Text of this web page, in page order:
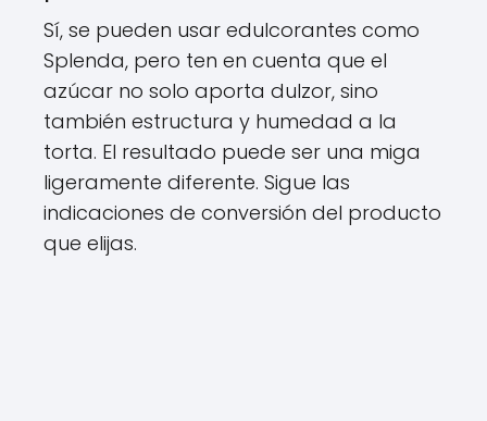
Sí, se pueden usar edulcorantes como
Splenda, pero ten en cuenta que el
azúcar no solo aporta dulzor, sino
también estructura y humedad a la
torta. El resultado puede ser una miga
ligeramente diferente. Sigue las
indicaciones de conversión del producto
que elijas.